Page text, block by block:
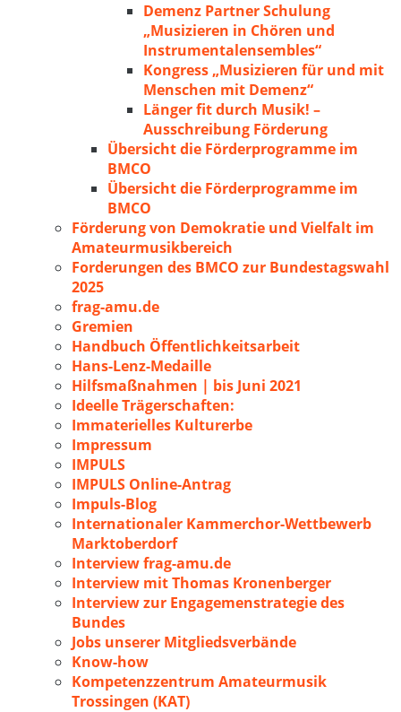
Demenz Partner Schulung
„Musizieren in Chören und
Instrumentalensembles“
Kongress „Musizieren für und mit
Menschen mit Demenz“
Länger fit durch Musik! –
Ausschreibung Förderung
Übersicht die Förderprogramme im
BMCO
Übersicht die Förderprogramme im
BMCO
Förderung von Demokratie und Vielfalt im
Amateurmusikbereich
Forderungen des BMCO zur Bundestagswahl
2025
frag-amu.de
Gremien
Handbuch Öffentlichkeitsarbeit
Hans-Lenz-Medaille
Hilfsmaßnahmen | bis Juni 2021
Ideelle Trägerschaften:
Immaterielles Kulturerbe
Impressum
IMPULS
IMPULS Online-Antrag
Impuls-Blog
Internationaler Kammerchor-Wettbewerb
Marktoberdorf
Interview frag-amu.de
Interview mit Thomas Kronenberger
Interview zur Engagemenstrategie des
Bundes
Jobs unserer Mitgliedsverbände
Know-how
Kompetenzzentrum Amateurmusik
Trossingen (KAT)